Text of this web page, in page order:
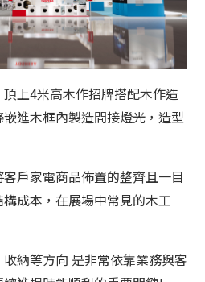
上4米高木作招牌搭配木作造
進木框內製造間接燈光，造型
戶家電商品佈置的整齊且一目
成本，在展場中常見的木工
納等方向 是非常依靠業務與客